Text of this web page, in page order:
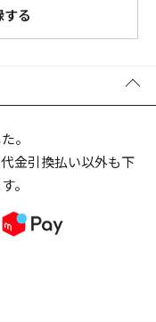
検索する
する
。
金引換払い以外も下
。